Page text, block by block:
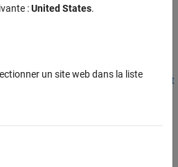
simples comme l’addition et la
la somme glissante, les opérations
consultezOpérations sur les matrices et
:United States.
un site web dans la liste